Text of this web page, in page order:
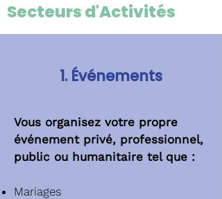
Secteurs d'Activités
1. Événements
Vous organisez votre propre
événement privé, professionnel,
public ou humanitaire tel que :
Mariages